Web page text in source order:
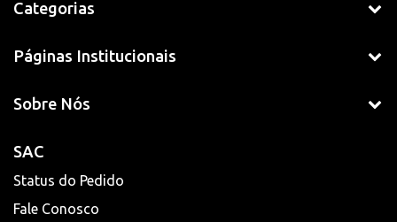
Categorias
Páginas Institucionais
Sobre Nós
SAC
Status do Pedido
Fale Conosco